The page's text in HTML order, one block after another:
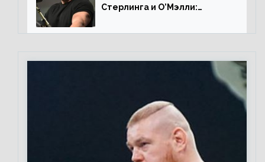
Стерлинга и О’Мэлли:
травму? Он готовится,